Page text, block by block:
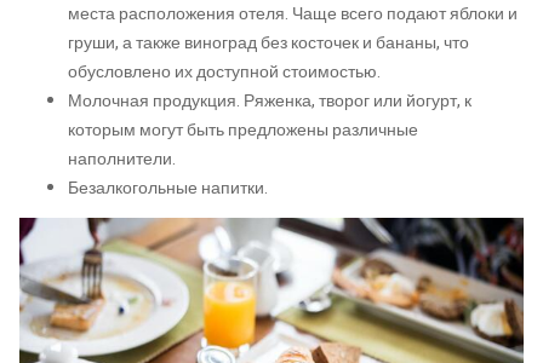
места расположения отеля. Чаще всего подают яблоки и
груши, а также виноград без косточек и бананы, что
обусловлено их доступной стоимостью.
Молочная продукция. Ряженка, творог или йогурт, к
которым могут быть предложены различные
наполнители.
Безалкогольные напитки.